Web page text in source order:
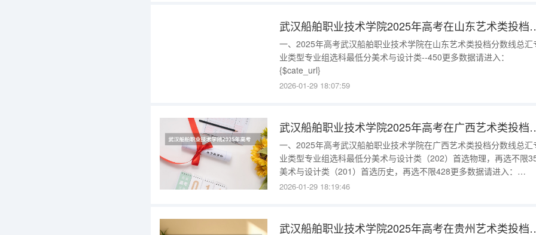
武汉船舶职业技术
一、2025年高考武汉船舶职业技术学院在山东艺术类投档分数线总汇
业类型专业组选科最低分美术与设计类--450更多数据请进入：
{$cate_url}
2026-01-29 18:07:59
武汉船舶职业技术
一、2025年高考武汉船舶职业技术学院在广西艺术类投档分数线总汇
业类型专业组选科最低分美术与设计类（202）首选物理，再选不限
美术与设计类（201）首选历史，再选不限428更多数据请进入：
{$cate_url}
2026-01-29 18:19:46
武汉船舶职业技术